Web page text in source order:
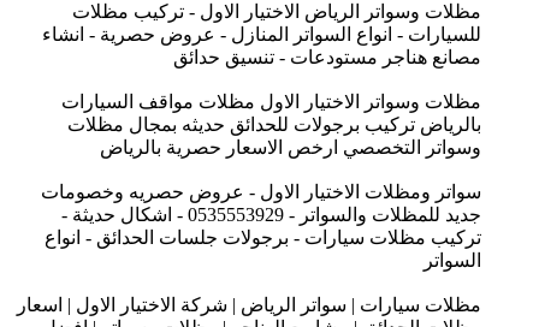
مظلات وسواتر الرياض الاختيار الاول - تركيب مظلات
للسيارات - انواع السواتر المنازل - عروض حصرية - انشاء
مصانع هناجر مستودعات - تنسيق حدائق
مظلات وسواتر الاختيار الاول مظلات مواقف السيارات
بالرياض تركيب برجولات للحدائق حديثه بمجال مظلات
وسواتر التخصصي ارخص الاسعار حصرية بالرياض
سواتر ومظلات الاختيار الاول - عروض حصريه وخصومات
جديد للمظلات والسواتر - 0535553929 - اشكال حديثة -
تركيب مظلات سيارات - برجولات جلسات الحدائق - انواع
السواتر
مظلات سيارات | سواتر الرياض | شركة الاختيار الاول | اسعار